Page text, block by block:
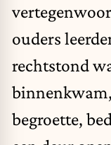
ouders
rechtstond
begroette,